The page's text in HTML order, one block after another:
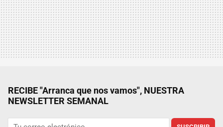
RECIBE "Arranca que nos vamos", NUESTRA
NEWSLETTER SEMANAL